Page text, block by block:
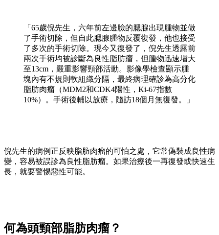
「65歲倪先生，六年前左邊臉的腮腺出現腫物並做
了手術切除，但自此腮腺腫物反覆復發，他也接受
了多次的手術切除。現今又復發了，倪先生透露前
兩次手術均被診斷為良性脂肪瘤，但腫物迅速增大
至13cm，嚴重影響頸部活動。影像學檢查顯示腫
塊內有不規則軟組織分隔，最終病理確診為高分化
脂肪肉瘤（MDM2和CDK4陽性，Ki-67指數
10%）。手術後輔以放療，隨訪18個月無復發。」
倪先生的病例正反映脂肪肉瘤的可怕之處，它常偽裝成良性病
變，容易被誤診為良性脂肪瘤。如果治療後一再復發或快速生
長，就要警惕惡性可能。
何為頭頸部脂肪肉瘤？